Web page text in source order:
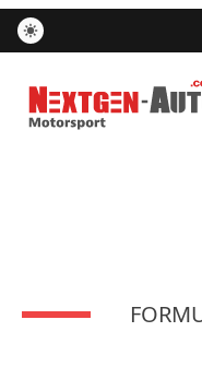
Nextgen-Auto.com